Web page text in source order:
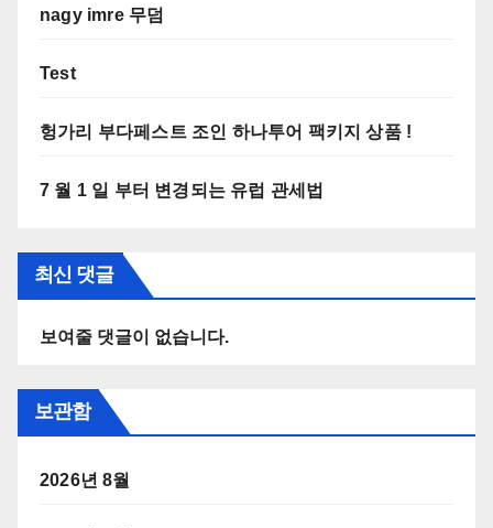
nagy imre 무덤
Test
헝가리 부다페스트 조인 하나투어 팩키지 상품 !
7 월 1 일 부터 변경되는 유럽 관세법
최신 댓글
보여줄 댓글이 없습니다.
보관함
2026년 8월